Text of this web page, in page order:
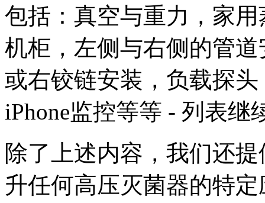
包括：真空与重力，家
机柜，左侧与右侧的管
或右铰链安装，负载探
iPhone监控等等 - 列表继
除了上述内容，我们还
升任何高压灭菌器的特